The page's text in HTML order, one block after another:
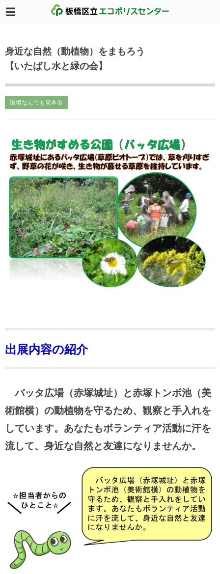
身近な自然（動植物）をまもろう
【いたばし水と緑の会】
環境なんでも見本市
出展内容の紹介
バッタ広場（赤塚城址）と赤塚トンボ池（美
術館横）の動植物を守るため、観察と手入れを
しています。あなたもボランティア活動に汗を
流して、身近な自然と友達になりませんか。